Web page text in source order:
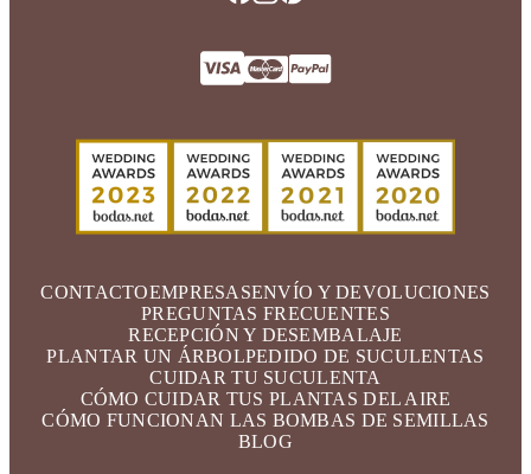
CONTACTOEMPRESASENVÍO Y DEVOLUCIONES
PREGUNTAS FRECUENTES
RECEPCIÓN Y DESEMBALAJE
PLANTAR UN ÁRBOLPEDIDO DE SUCULENTAS
CUIDAR TU SUCULENTA
CÓMO CUIDAR TUS PLANTAS DEL AIRE
CÓMO FUNCIONAN LAS BOMBAS DE SEMILLAS
BLOG